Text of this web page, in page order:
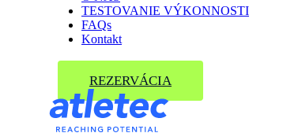
TESTOVANIE VÝKONNOSTI
FAQs
Kontakt
REZERVÁCIA